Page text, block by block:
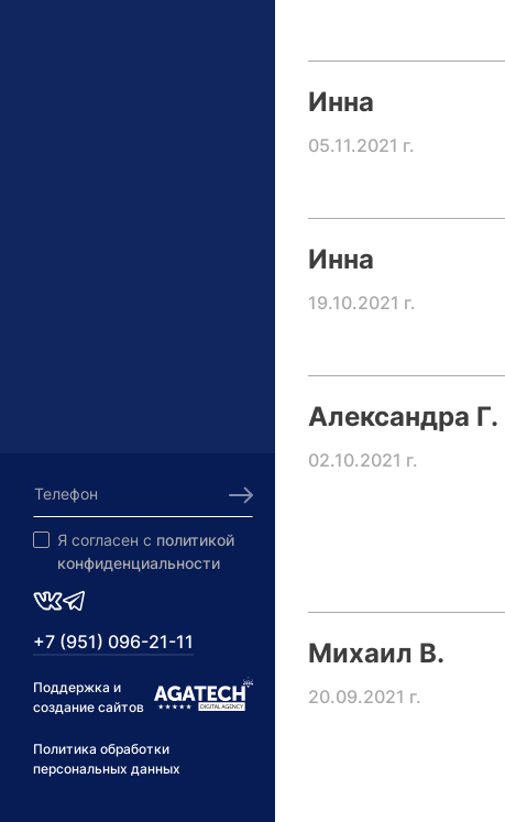
Я согласен с политикой
конфиденциальности
+7 (951) 096-21-11
Поддержка и
создание сайтов
Политика обработки
персональных данных
Инна
05.11.2021 г.
Инна
19.10.2021 г.
Александра Г.
02.10.2021 г.
Михаил В.
20.09.2021 г.